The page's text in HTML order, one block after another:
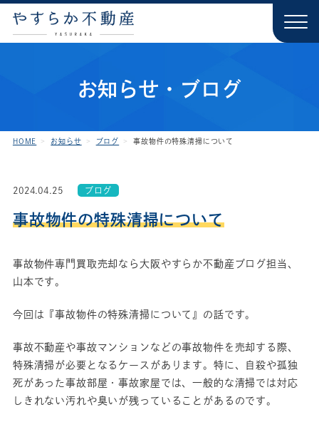
お知らせ・ブログ
HOME お知らせ ブログ 事故物件の特殊清掃について
2024.04.25 ブログ
事故物件の特殊清掃について
事故物件専門買取売却なら大阪やすらか不動産ブログ担当、
山本です。
今回は『事故物件の特殊清掃について』の話です。
事故不動産や事故マンションなどの事故物件を売却する際、
特殊清掃が必要となるケースがあります。特に、自殺や孤独
死があった事故部屋・事故家屋では、一般的な清掃では対応
しきれない汚れや臭いが残っていることがあるのです。